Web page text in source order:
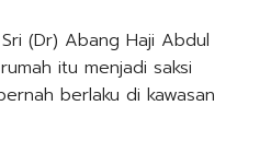
(Dr) Abang Haji Abdul
itu menjadi saksi
berlaku di kawasan